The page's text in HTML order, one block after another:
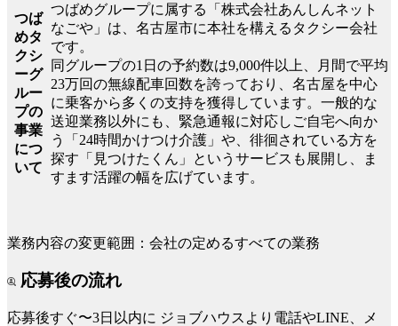
つば
めタ
クシ
ーグ
ルー
プの
事業
につ
いて
つばめグループに属する「株式会社あんしんネット
なごや」は、名古屋市に本社を構えるタクシー会社
です。
同グループの1日の予約数は9,000件以上、月間で平均
23万回の無線配車回数を誇っており、名古屋を中心
に乗客から多くの支持を獲得しています。一般的な
送迎業務以外にも、緊急通報に対応しご自宅へ向か
う「24時間かけつけ介護」や、徘徊されている方を
探す「見つけたくん」というサービスも展開し、ま
すます活躍の幅を広げています。
業務内容の変更範囲：会社の定めるすべての業務
応募後の流れ
応募後すぐ〜3日以内に ジョブハウスより電話やLINE、メ